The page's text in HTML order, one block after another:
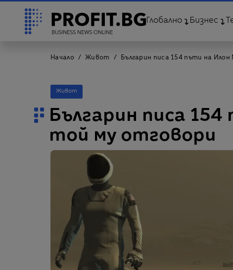
Глобално Бизнес
Начало Живот Българин писа 154 пъти на
Живот
Българин писа
той му отговори